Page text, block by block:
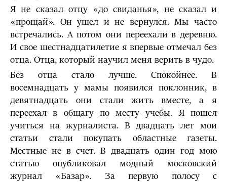
Я не сказал отцу «до свиданья», не сказал и
«прощай». Он ушел и не вернулся. Мы часто
встречались. А потом они переехали в деревню.
И свое шестнадцатилетие я впервые отмечал без
отца. Отца, который научил меня верить в чудо.
Без отца стало лучше. Спокойнее. В
восемнадцать у мамы появился поклонник, в
девятнадцать они стали жить вместе, а я
переехал в общагу по месту учебы. Я пошел
учиться на журналиста. В двадцать лет мои
статьи стали покупать областные газеты.
Местные не в счет. В двадцать один год мою
статью опубликовал модный московский
журнал «Базар». За первую полосу с